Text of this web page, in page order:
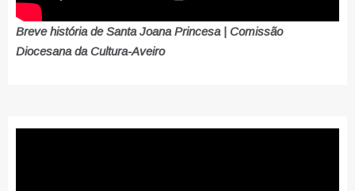
Breve história de Santa Joana Princesa | Comissão
Diocesana da Cultura-Aveiro